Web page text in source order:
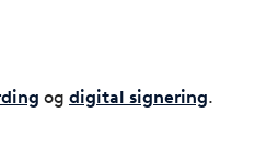
og digital signering.